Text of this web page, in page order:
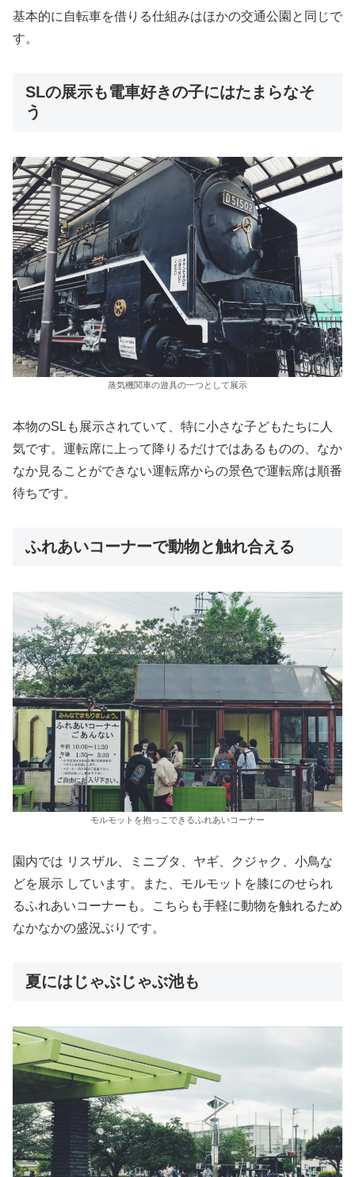
基本的に自転車を借りる仕組みはほかの交通公園と同じで
す。
SLの展示も電車好きの子にはたまらなそ
う
蒸気機関車の遊具の一つとして展示
本物のSLも展示されていて、特に小さな子どもたちに人
気です。運転席に上って降りるだけではあるものの、なか
なか見ることができない運転席からの景色で運転席は順番
待ちです。
ふれあいコーナーで動物と触れ合える
モルモットを抱っこできるふれあいコーナー
園内では リスザル、ミニブタ、ヤギ、クジャク、小鳥な
どを展示 しています。また、モルモットを膝にのせられ
るふれあいコーナーも。こちらも手軽に動物を触れるため
なかなかの盛況ぶりです。
夏にはじゃぶじゃぶ池も